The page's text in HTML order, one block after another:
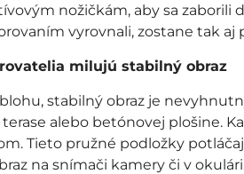
nožičkám, aby sa zaborili
vyrovnali, zostane tak
milujú stabilný obraz
stabilný obraz je
alebo betónovej plošine.
Tieto pružné podložky
na snímači kamery či v